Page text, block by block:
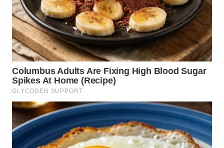
UTARA
WN
SAMOSIR
WN
PADANG
LAWAS
WN
SUMEDANG